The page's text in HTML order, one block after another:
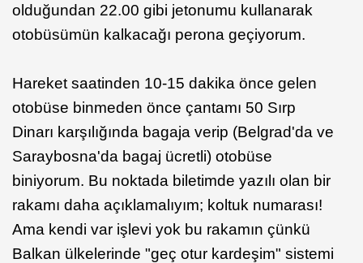
olduğundan 22.00 gibi jetonumu kullanarak
otobüsümün kalkacağı perona geçiyorum.
Hareket saatinden 10-15 dakika önce gelen
otobüse binmeden önce çantamı 50 Sırp
Dinarı karşılığında bagaja verip (Belgrad'da ve
Saraybosna'da bagaj ücretli) otobüse
biniyorum. Bu noktada biletimde yazılı olan bir
rakamı daha açıklamalıyım; koltuk numarası!
Ama kendi var işlevi yok bu rakamın çünkü
Balkan ülkelerinde "geç otur kardeşim" sistemi